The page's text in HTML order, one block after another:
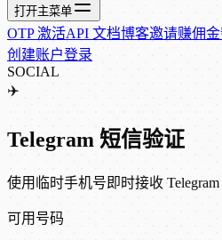
打开主菜单
OTP 激活API 文档博客邀请赚佣金
创建账户登录
SOCIAL
✈️
Telegram 短信验证
使用临时手机号即时接收
可用号码